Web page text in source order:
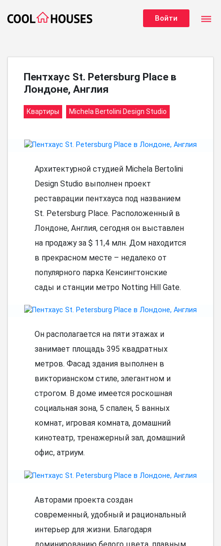
Войти dehaze
Пентхаус St. Petersburg Place в
Лондоне, Англия
Квартиры Michela Bertolini Design Studio
Архитектурной студией Michela Bertolini
Design Studio выполнен проект
реставрации пентхауса под названием
St. Petersburg Place. Расположенный в
Лондоне, Англия, сегодня он выставлен
на продажу за $ 11,4 млн. Дом находится
в прекрасном месте – недалеко от
популярного парка Кенсингтонские
сады и станции метро Notting Hill Gate.
Он располагается на пяти этажах и
занимает площадь 395 квадратных
метров. Фасад здания выполнен в
викторианском стиле, элегантном и
строгом. В доме имеется роскошная
социальная зона, 5 спален, 5 ванных
комнат, игровая комната, домашний
кинотеатр, тренажерный зал, домашний
офис, атриум.
Авторами проекта создан
современный, удобный и рациональный
интерьер для жизни. Благодаря